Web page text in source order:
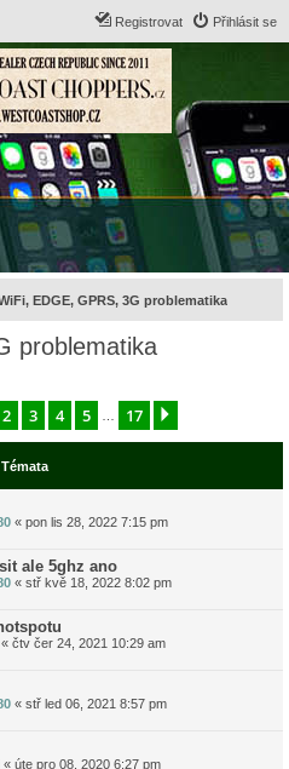
Přihlásit se
Registrovat
EDGE, GPRS, 3G problematika
problematika
z 17
2 3 4 5 17
Témata
« pon lis 28, 2022 7:15 pm
ale 5ghz ano
« stř kvě 18, 2022 8:02 pm
« čtv čer 24, 2021 10:29 am
« stř led 06, 2021 8:57 pm
« úte pro 08, 2020 6:27 pm